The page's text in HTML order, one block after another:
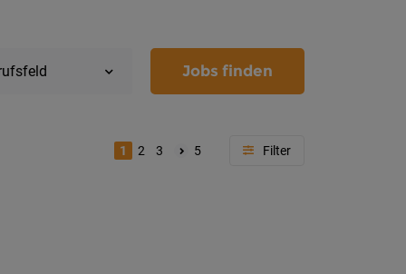
Jobs finden
1 2 3 5